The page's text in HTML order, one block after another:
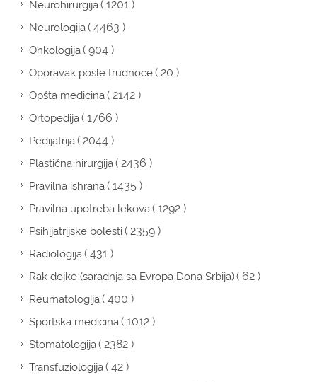
Neurohirurgija( 1201 )
Neurologija( 4463 )
Onkologija( 904 )
Oporavak posle trudnoće( 20 )
Opšta medicina( 2142 )
Ortopedija( 1766 )
Pedijatrija( 2044 )
Plastična hirurgija( 2436 )
Pravilna ishrana( 1435 )
Pravilna upotreba lekova( 1292 )
Psihijatrijske bolesti( 2359 )
Radiologija( 431 )
Rak dojke (saradnja sa Evropa Dona Srbija)( 62 )
Reumatologija( 400 )
Sportska medicina( 1012 )
Stomatologija( 2382 )
Transfuziologija( 42 )